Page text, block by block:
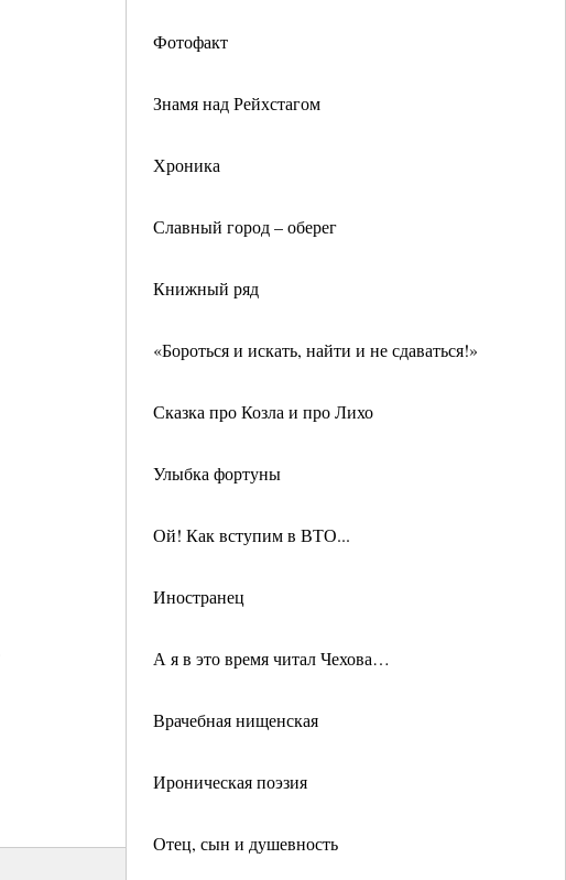
Фотофакт
Знамя над Рейхстагом
Хроника
Славный город – оберег
Книжный ряд
«Бороться и искать, найти и не сдаваться!»
Сказка про Козла и про Лихо
Улыбка фортуны
Ой! Как вступим в ВТО...
Иностранец
А я в это время читал Чехова…
Врачебная нищенская
Ироническая поэзия
Отец, сын и душевность